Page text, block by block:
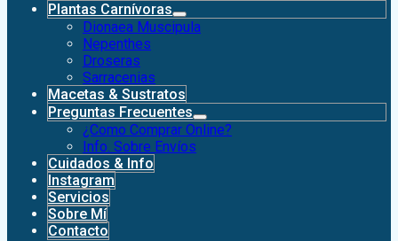
Plantas Carnívoras
Dionaea Muscipula
Nepenthes
Droseras
Sarracenias
Macetas & Sustratos
Preguntas Frecuentes
¿Como Comprar Online?
Info. Sobre Envíos
Cuidados & Info
Instagram
Servicios
Sobre Mí
Contacto